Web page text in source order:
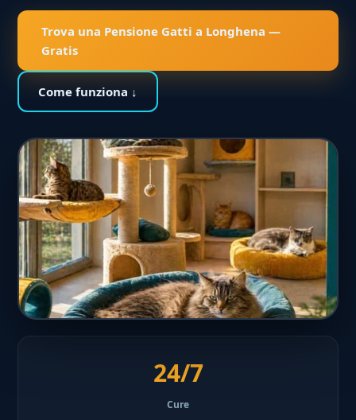
Trova una Pensione Gatti a Longhena —
Gratis
Come funziona ↓
24/7
Cure